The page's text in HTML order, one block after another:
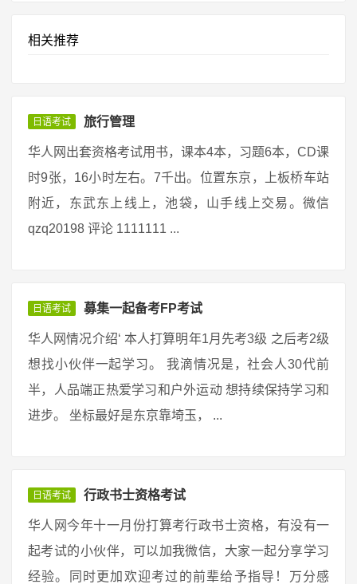
相关推荐
日语考试 旅行管理
华人网出套资格考试用书，课本4本，习题6本，CD课
时9张，16小时左右。7千出。位置东京，上板桥车站
附近，东武东上线上，池袋，山手线上交易。微信
qzq20198 评论 1111111 ...
日语考试 募集一起备考FP考试
华人网情况介绍‘ 本人打算明年1月先考3级 之后考2级
想找小伙伴一起学习。 我滴情况是，社会人30代前
半，人品端正热爱学习和户外运动 想持续保持学习和
进步。 坐标最好是东京靠埼玉， ...
日语考试 行政书士资格考试
华人网今年十一月份打算考行政书士资格，有没有一
起考试的小伙伴，可以加我微信，大家一起分享学习
经验。同时更加欢迎考过的前辈给予指导！万分感